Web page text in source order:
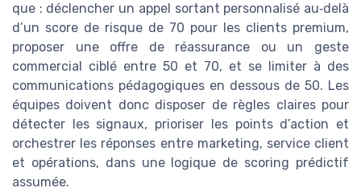
que : déclencher un appel sortant personnalisé au‑delà
d’un score de risque de 70 pour les clients premium,
proposer une offre de réassurance ou un geste
commercial ciblé entre 50 et 70, et se limiter à des
communications pédagogiques en dessous de 50. Les
équipes doivent donc disposer de règles claires pour
détecter les signaux, prioriser les points d’action et
orchestrer les réponses entre marketing, service client
et opérations, dans une logique de scoring prédictif
assumée.